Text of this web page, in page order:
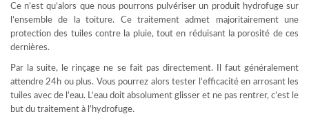
Ce n’est qu’alors que nous pourrons pulvériser un produit hydrofuge sur
l’ensemble de la toiture. Ce traitement admet majoritairement une
protection des tuiles contre la pluie, tout en réduisant la porosité de ces
dernières.
Par la suite, le rinçage ne se fait pas directement. Il faut généralement
attendre 24h ou plus. Vous pourrez alors tester l’efficacité en arrosant les
tuiles avec de l’eau. L’eau doit absolument glisser et ne pas rentrer, c’est le
but du traitement à l’hydrofuge.